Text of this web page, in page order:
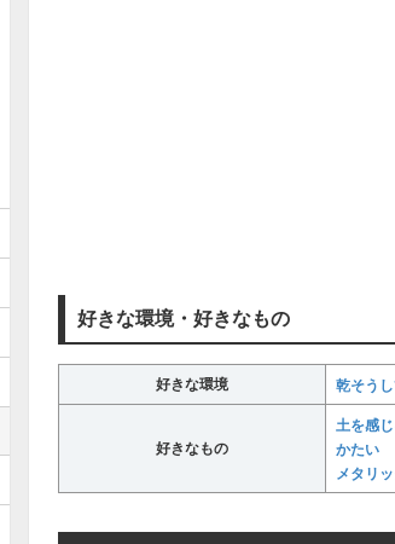
好きな環境・好きなもの
好きな環境 乾そう
好きなもの
土を感
かたい
メタリ